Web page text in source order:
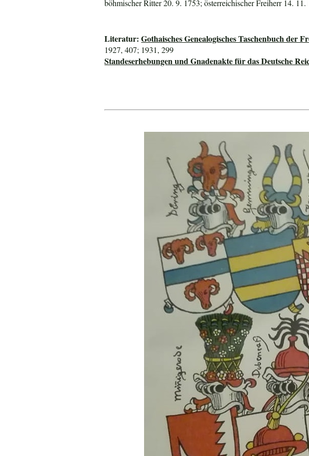
böhmischer Ritter 20. 9. 1753; österreichischer Freiherr 14. 11.
Literatur:Gothaisches Genealogisches Taschenbuch der
1927, 407; 1931, 299
Standeserhebungen und Gnadenakte für das Deutsche